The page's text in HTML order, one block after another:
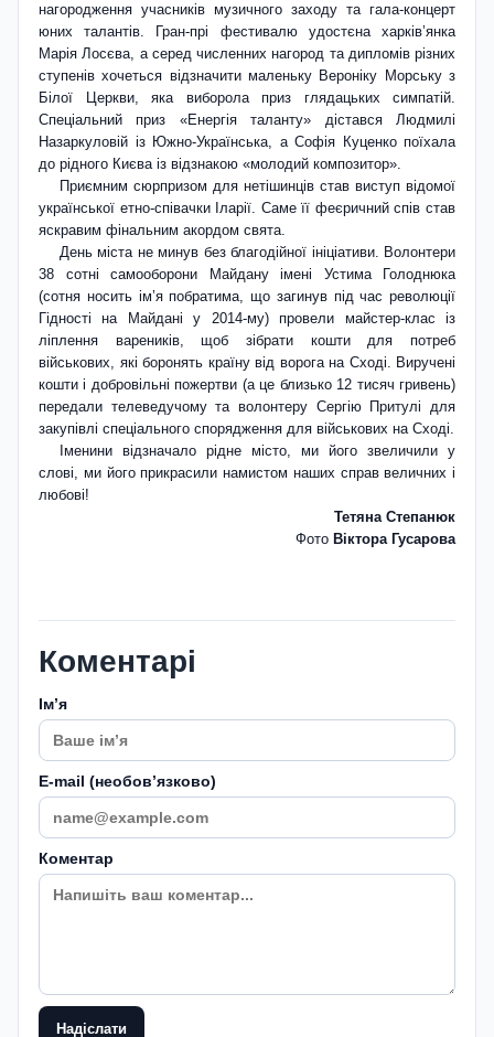
нагородження учасників музичного заходу та гала-концерт
юних талантів. Гран-прі фестивалю удостєна харків’я­нка
Марія Лосєва, а серед численних нагород та дипломів різних
ступенів хочеться відзначити маленьку Вероніку Морську з
Білої Церкви, яка виборола приз глядацьких симпатій.
Спеціальний приз «Енергія таланту» дістався Людмилі
Назаркуловій із Южно-Українська, а Софія Куценко поїхала
до рідного Києва із відзнакою «молодий композитор».
Приємним сюрпризом для нетішинців став виступ відомої
української етно-співачки Іларії. Саме її феєричний спів став
яскравим фінальним акордом свята.
День міста не минув без благодійної ініціативи. Волонтери
38 сотні самооборони Майдану імені Устима Голоднюка
(сотня носить ім’я побратима, що загинув під час революції
Гідності на Майдані у 2014-му) провели майстер-клас із
ліплення вареників, щоб зібрати кошти для потреб
військових, які боронять країну від ворога на Сході. Виручені
кошти і добровільні пожертви (а це близько 12 тисяч гривень)
передали телеведучому та волонтеру Сергію Притулі для
закупівлі спеціального спорядження для військових на Сході.
Іменини відзначало рідне місто, ми його звеличили у
слові, ми його прикрасили намистом наших справ величних і
любові!
Тетяна Степанюк
Фото Віктора Гусарова
Коментарі
Імʼя
E-mail (необовʼязково)
Коментар
Надіслати